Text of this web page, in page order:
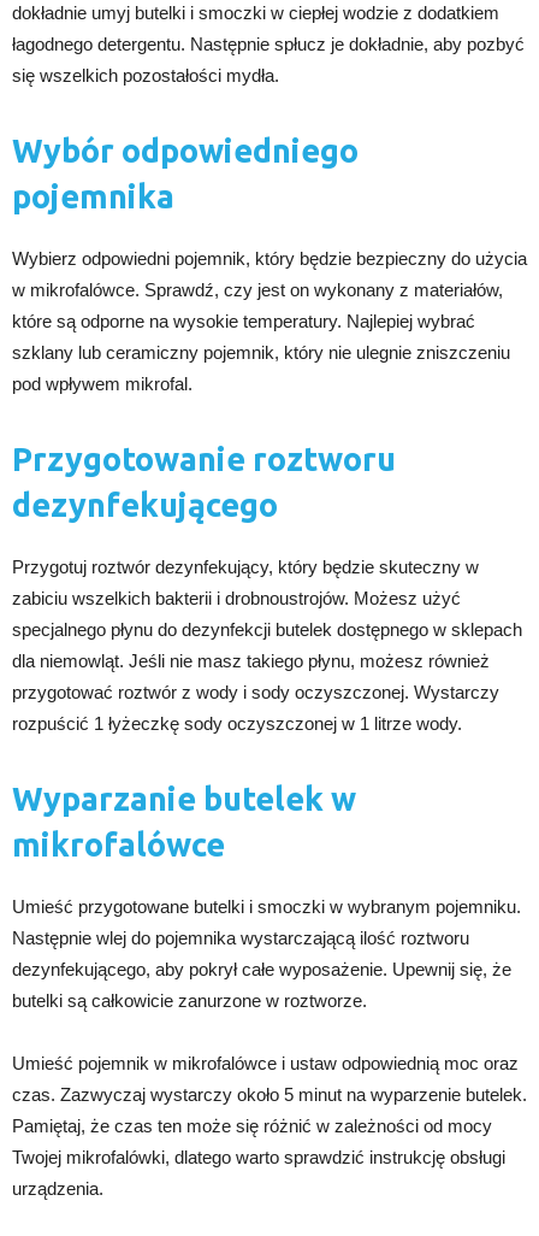
dokładnie umyj butelki i smoczki w ciepłej wodzie z dodatkiem
łagodnego detergentu. Następnie spłucz je dokładnie, aby pozbyć
się wszelkich pozostałości mydła.
Wybór odpowiedniego
pojemnika
Wybierz odpowiedni pojemnik, który będzie bezpieczny do użycia
w mikrofalówce. Sprawdź, czy jest on wykonany z materiałów,
które są odporne na wysokie temperatury. Najlepiej wybrać
szklany lub ceramiczny pojemnik, który nie ulegnie zniszczeniu
pod wpływem mikrofal.
Przygotowanie roztworu
dezynfekującego
Przygotuj roztwór dezynfekujący, który będzie skuteczny w
zabiciu wszelkich bakterii i drobnoustrojów. Możesz użyć
specjalnego płynu do dezynfekcji butelek dostępnego w sklepach
dla niemowląt. Jeśli nie masz takiego płynu, możesz również
przygotować roztwór z wody i sody oczyszczonej. Wystarczy
rozpuścić 1 łyżeczkę sody oczyszczonej w 1 litrze wody.
Wyparzanie butelek w
mikrofalówce
Umieść przygotowane butelki i smoczki w wybranym pojemniku.
Następnie wlej do pojemnika wystarczającą ilość roztworu
dezynfekującego, aby pokrył całe wyposażenie. Upewnij się, że
butelki są całkowicie zanurzone w roztworze.
Umieść pojemnik w mikrofalówce i ustaw odpowiednią moc oraz
czas. Zazwyczaj wystarczy około 5 minut na wyparzenie butelek.
Pamiętaj, że czas ten może się różnić w zależności od mocy
Twojej mikrofalówki, dlatego warto sprawdzić instrukcję obsługi
urządzenia.